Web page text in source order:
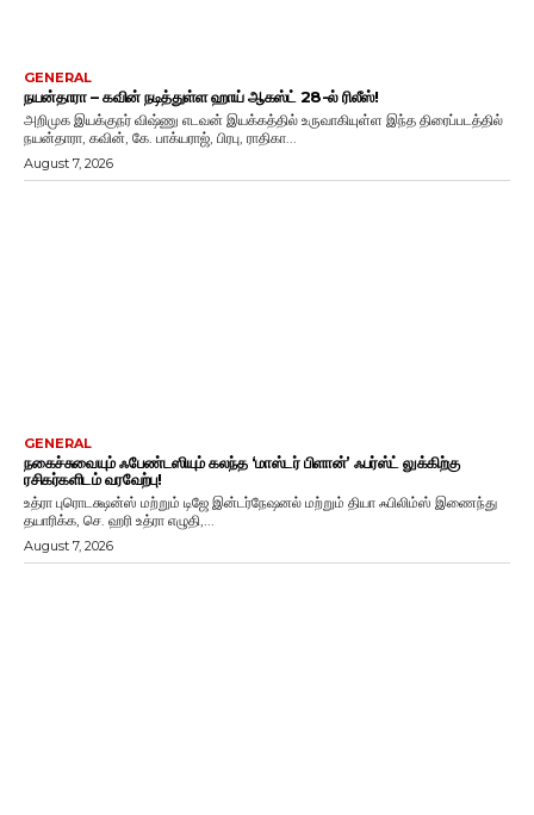
GENERAL
நயன்தாரா – கவின் நடித்துள்ள ஹாய் ஆகஸ்ட் 28-ல் ரிலீஸ்!
அறிமுக இயக்குநர் விஷ்ணு எடவன் இயக்கத்தில் உருவாகியுள்ள இந்த திரைப்படத்தில்
நயன்தாரா, கவின், கே. பாக்யராஜ், பிரபு, ராதிகா...
August 7, 2026
GENERAL
நகைச்சுவையும் ஃபேண்டஸியும் கலந்த ‘மாஸ்டர் பிளான்’ ஃபர்ஸ்ட் லுக்கிற்கு
ரசிகர்களிடம் வரவேற்பு!
உத்ரா புரொடக்ஷன்ஸ் மற்றும் டிஜே இன்டர்நேஷனல் மற்றும் தியா ஃபிலிம்ஸ் இணைந்து
தயாரிக்க, செ. ஹரி உத்ரா எழுதி,...
August 7, 2026